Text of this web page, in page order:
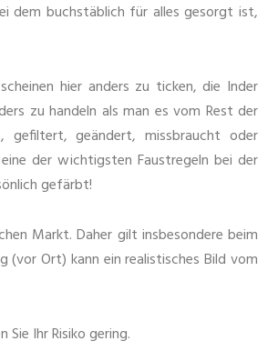
dem buchstäblich für alles gesorgt ist,
hier anders zu ticken, die Inder
zu handeln als man es vom Rest der
gefiltert, geändert, missbraucht oder
der wichtigsten Faustregeln bei der
gefärbt!
Markt. Daher gilt insbesondere beim
Ort) kann ein realistisches Bild vom
Ihr Risiko gering.